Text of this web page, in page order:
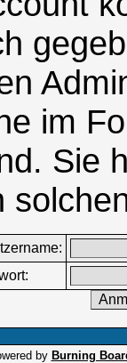
im
Sie
by Burning